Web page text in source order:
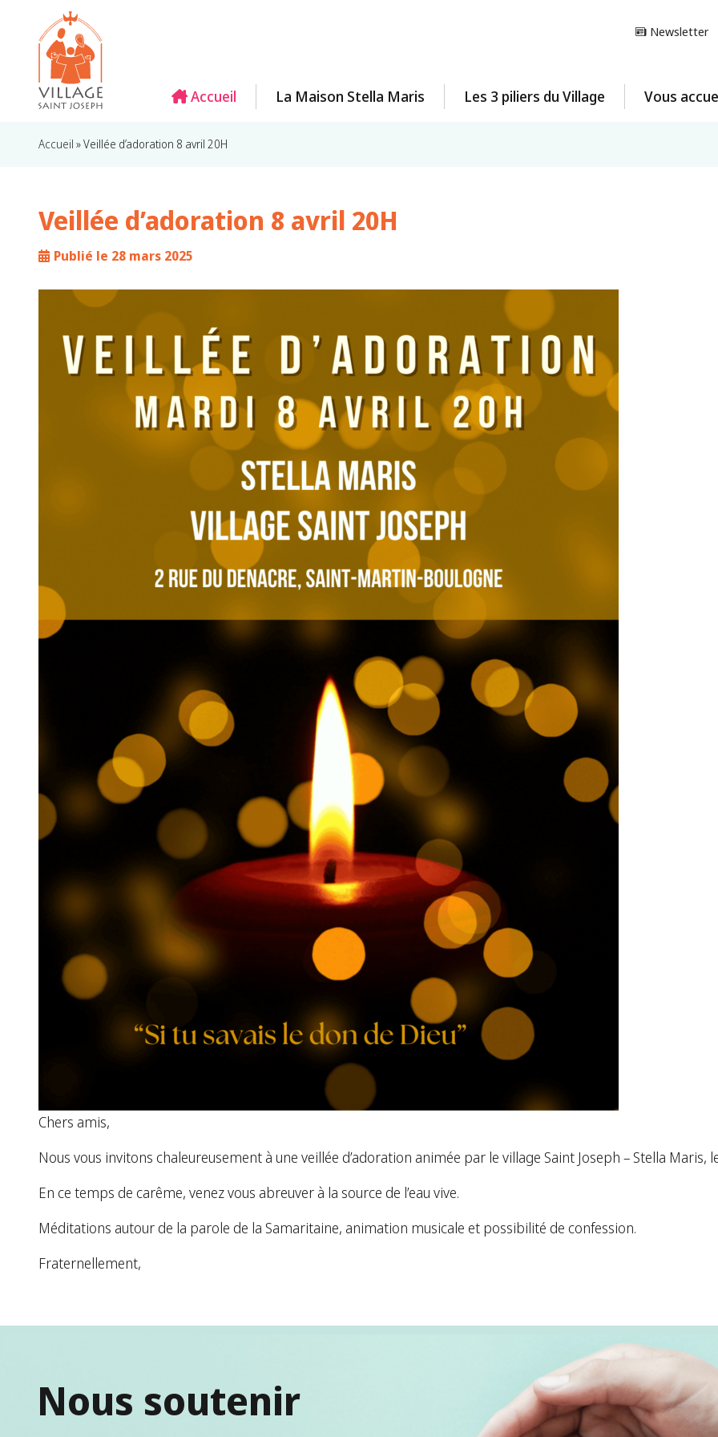
Newsletter
Accueil La Maison Stella Maris Les 3 piliers du Village Vous
Accueil »Veillée d’adoration 8 avril 20H
Veillée d’adoration 8 avril 20H
Publié le 28 mars 2025
Chers amis,
Nous vous invitons chaleureusement à une veillée d’adoration animée par le village Saint Joseph – Stella Maris,
En ce temps de carême, venez vous abreuver à la source de l’eau vive.
Méditations autour de la parole de la Samaritaine, animation musicale et possibilité de confession.
Fraternellement,
Nous soutenir